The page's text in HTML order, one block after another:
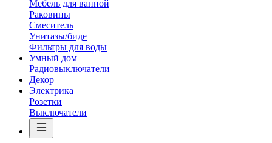
Мебель для ванной
Раковины
Смеситель
Унитазы/биде
Фильтры для воды
Умный дом
Радиовыключатели
Декор
Электрика
Розетки
Выключатели